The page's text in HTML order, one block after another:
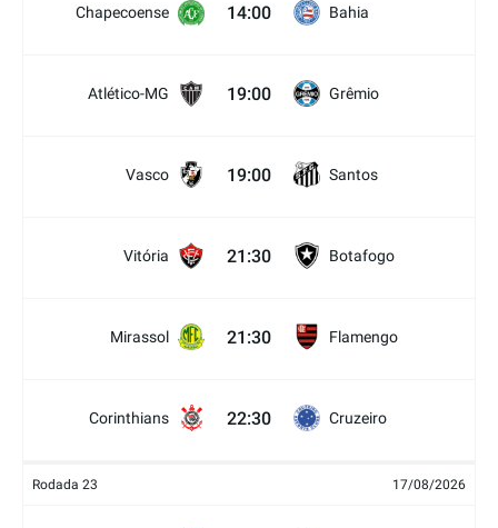
Chapecoense 14:00 Bahia
Atlético-MG 19:00 Grêmio
Vasco 19:00 Santos
Vitória 21:30 Botafogo
Mirassol 21:30 Flamengo
Corinthians 22:30 Cruzeiro
Rodada 23 17/08/2026